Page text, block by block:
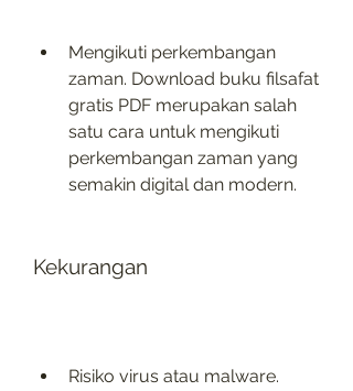
Mengikuti perkembangan
zaman. Download buku filsafat
gratis PDF merupakan salah
satu cara untuk mengikuti
perkembangan zaman yang
semakin digital dan modern.
Kekurangan
Risiko virus atau malware.